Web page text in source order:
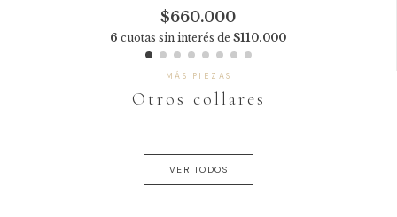
$660.000
6 cuotas sin interés de $110.000
MÁS PIEZAS
Otros collares
VER TODOS